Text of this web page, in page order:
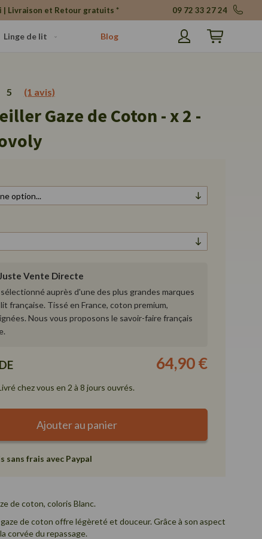
| Livraison et Retour gratuits * 09 72 33 27 24
Linge de lit Blog Mon panier
5 (1 avis)
Gaze de Coton - x 2 -
Vente Directe
auprès d'une des plus grandes marques
française. Tissé en France, coton premium,
Nous vous proposons le savoir-faire français
64,90 €
chez vous en 2 à 8 jours ouvrés.
Ajouter au panier
sans frais avec Paypal
de coton, coloris Blanc.
de coton offre légèreté et douceur. Grâce à son aspect
corvée du repassage.